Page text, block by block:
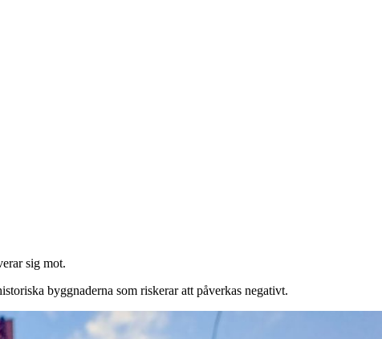
sig mot.
byggnaderna som riskerar att påverkas negativt.